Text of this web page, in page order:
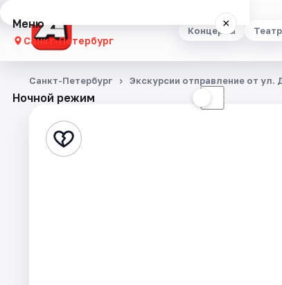
Концерты Театр
Меню ×
Санкт-Петербург
Концерты
Стендап
Ночной режим ☾
Санкт-Петербург Экскурсии отправление от ул.